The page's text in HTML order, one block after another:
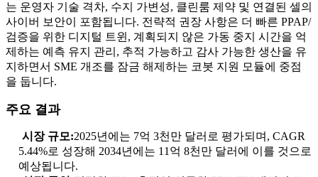
는 운영자 기술 격차, 수지 가변성, 클린룸 제약 및 연결된 셀의
사이버 보안이 포함됩니다. 전략적 권장 사항은 더 빠른 PPAP/
검증을 위한 디지털 트윈, 계획되지 않은 가동 중지 시간을 억
제하는 예측 유지 관리, 추적 가능하고 감사 가능한 생산을 유
지하면서 SME 개조를 잠금 해제하는 코봇 지원 모듈에 중점
을 둡니다.
주요 결과
시장 규모:2025년에는 7억 3천만 달러로 평가되며, CAGR
5.44%로 성장해 2034년에는 11억 8천만 달러에 이를 것으로
예상됩니다.